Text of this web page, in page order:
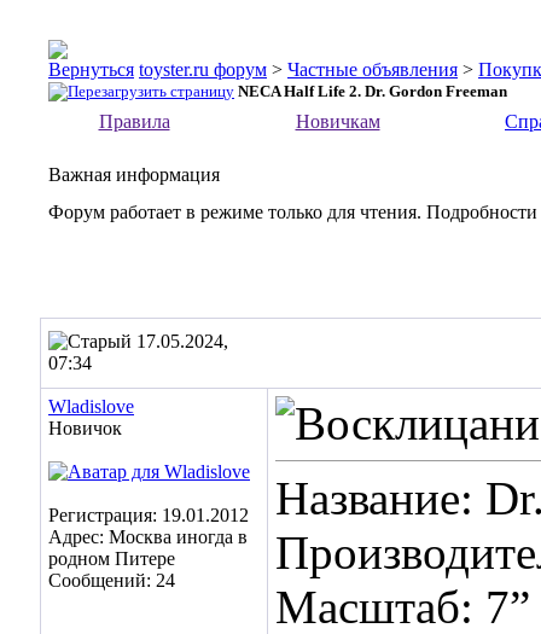
toyster.ru форум > Частные объявления >
NECA Half Life 2. Dr. Gordon Freeman
Правила Новичкам
Важная информация
Форум работает в режиме только для чтения.
17.05.2024,
07:34
Wladislove
Новичок
Регистрация: 19.01.2012
Адрес: Москва иногда в
родном Питере
Сообщений: 24
Название:
Масштаб: 7”